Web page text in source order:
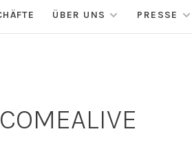
ÜBER UNS PRESSE